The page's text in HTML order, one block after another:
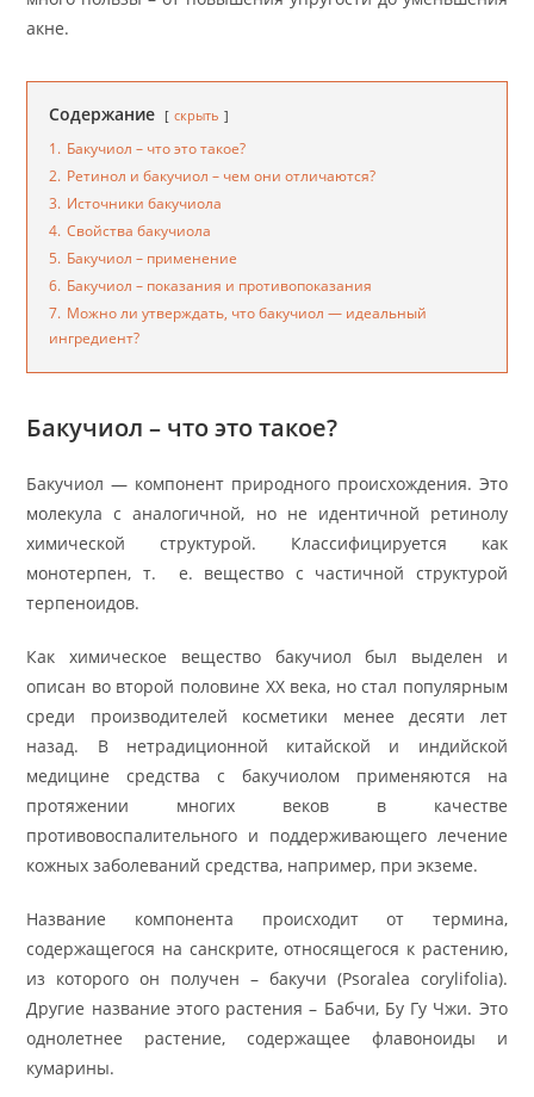
акне.
Содержание скрыть
1. Бакучиол – что это такое?
2. Ретинол и бакучиол – чем они отличаются?
3. Источники бакучиола
4. Свойства бакучиола
5. Бакучиол – применение
6. Бакучиол – показания и противопоказания
7. Можно ли утверждать, что бакучиол — идеальный
ингредиент?
Бакучиол – что это такое?
Бакучиол — компонент природного происхождения. Это
молекула с аналогичной, но не идентичной ретинолу
химической структурой. Классифицируется как
монотерпен, т. е. вещество с частичной структурой
терпеноидов.
Как химическое вещество бакучиол был выделен и
описан во второй половине ХХ века, но стал популярным
среди производителей косметики менее десяти лет
назад. В нетрадиционной китайской и индийской
медицине средства с бакучиолом применяются на
протяжении многих веков в качестве
противовоспалительного и поддерживающего лечение
кожных заболеваний средства, например, при экземе.
Название компонента происходит от термина,
содержащегося на санскрите, относящегося к растению,
из которого он получен – бакучи (Psoralea corylifolia).
Другие название этого растения – Бабчи, Бу Гу Чжи. Это
однолетнее растение, содержащее флавоноиды и
кумарины.